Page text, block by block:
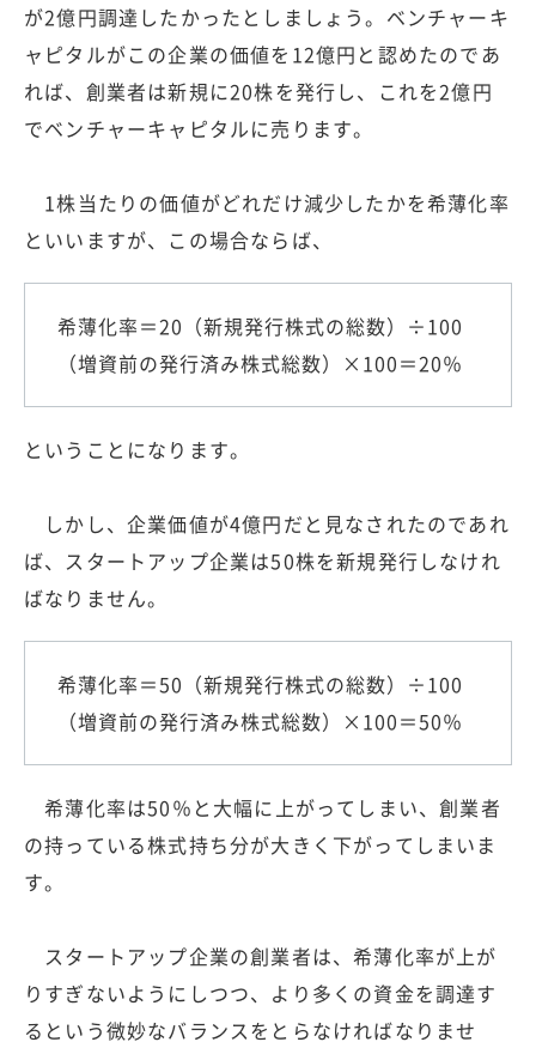
が2億円調達したかったとしましょう。ベンチャーキ
ャピタルがこの企業の価値を12億円と認めたのであ
れば、創業者は新規に20株を発行し、これを2億円
でベンチャーキャピタルに売ります。
1株当たりの価値がどれだけ減少したかを希薄化率
といいますが、この場合ならば、
希薄化率＝20（新規発行株式の総数）÷100
（増資前の発行済み株式総数）×100＝20％
ということになります。
しかし、企業価値が4億円だと見なされたのであれ
ば、スタートアップ企業は50株を新規発行しなけれ
ばなりません。
希薄化率＝50（新規発行株式の総数）÷100
（増資前の発行済み株式総数）×100＝50％
希薄化率は50％と大幅に上がってしまい、創業者
の持っている株式持ち分が大きく下がってしまいま
す。
スタートアップ企業の創業者は、希薄化率が上が
りすぎないようにしつつ、より多くの資金を調達す
るという微妙なバランスをとらなければなりませ